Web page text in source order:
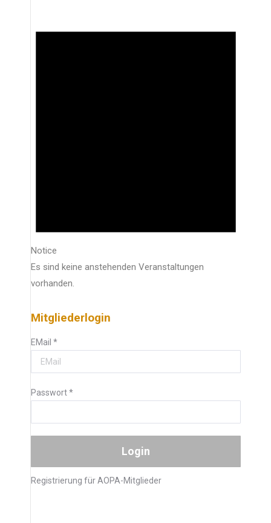
Notice
Es sind keine anstehenden Veranstaltungen
vorhanden.
Mitgliederlogin
EMail *
Passwort*
Registrierung für AOPA-Mitglieder